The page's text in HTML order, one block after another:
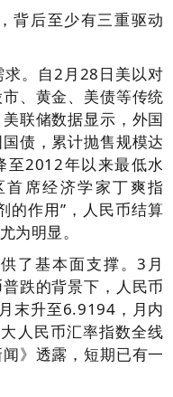
背后至少有三重驱动
。自2月28日美以对
、黄金、美债等传统
联储数据显示，外国
债，累计抛售规模达
至2012年以来最低水
席经济学家丁爽指
的作用”，人民币结算
为明显。
了基本面支撑。3月
跌的背景下，人民币
末升至6.9194，月内
人民币汇率指数全线
》透露，短期已有一